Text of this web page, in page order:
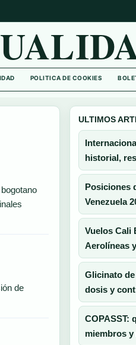
POLITICA DE COOKIES
de
ULTIMOS
historial,
Posiciones
Venezuela
Vuelos Cali
Aerolíneas
Glicinato
dosis y
COPASST:
miembros